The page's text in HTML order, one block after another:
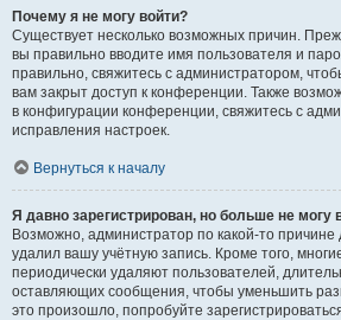
Почему я не могу войти?
Существует несколько возможных причин.
вы правильно вводите имя пользователя и
правильно, свяжитесь с администратором,
вам закрыт доступ к конференции. Также
в конфигурации конференции, свяжитесь с
исправления настроек.
Вернуться к началу
Я давно зарегистрирован, но больше не могу
Возможно, администратор по какой-то причине
удалил вашу учётную запись. Кроме того,
периодически удаляют пользователей,
оставляющих сообщения, чтобы уменьшить
это произошло, попробуйте